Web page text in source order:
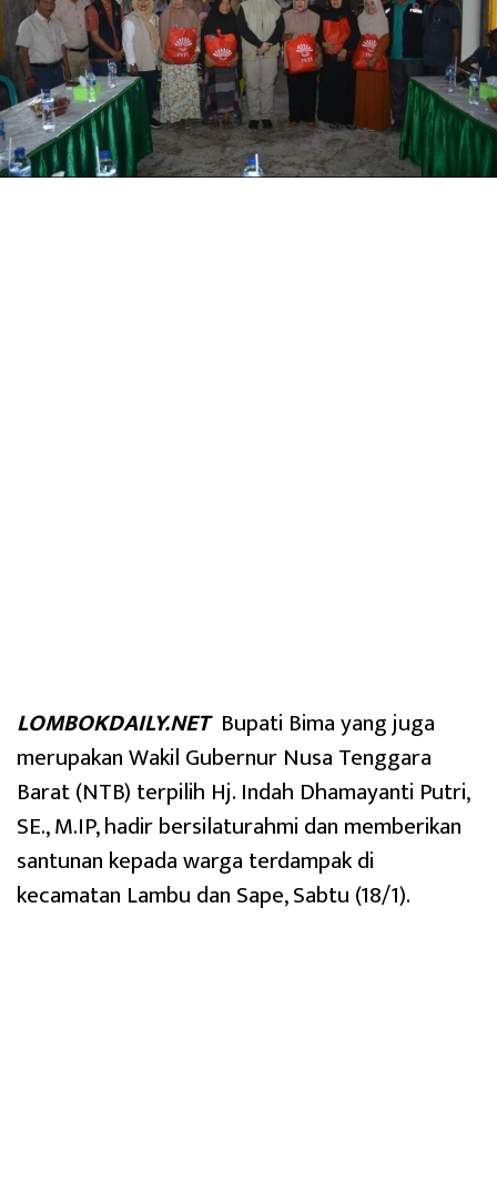
LOMBOKDAILY.NET Bupati Bima yang juga
merupakan Wakil Gubernur Nusa Tenggara
Barat (NTB) terpilih Hj. Indah Dhamayanti Putri,
SE., M.IP, hadir bersilaturahmi dan memberikan
santunan kepada warga terdampak di
kecamatan Lambu dan Sape, Sabtu (18/1).